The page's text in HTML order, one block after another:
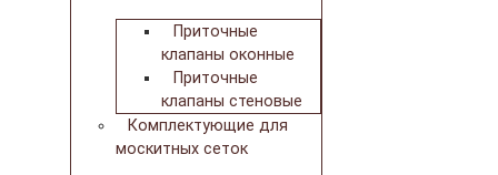
Приточные
клапаны оконные
Приточные
клапаны стеновые
Комплектующие для
москитных сеток